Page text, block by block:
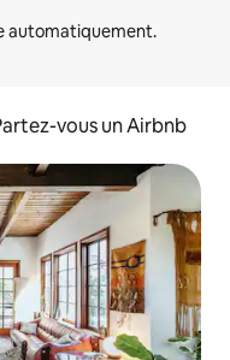
vous un Airbnb